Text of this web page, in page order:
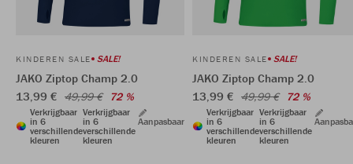
KINDEREN SALE SALE!
JAKO Ziptop Champ 2.0
13,99 € 49,99 € 72 %
Verkrijgbaar
in 6
verschillende
kleuren
Verkrijgbaar
in 6
verschillende
kleuren
Aanpasbaar
KINDEREN SALE SALE!
JAKO Ziptop Champ 2.0
13,99 € 49,99 € 72 %
Verkrijgbaar
in 6
verschillende
kleuren
Verkrijgbaar
in 6
verschillende
kleuren